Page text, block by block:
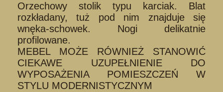
Orzechowy stolik typu karciak. Blat
rozkładany, tuż pod nim znajduje się
wnęka-schowek. Nogi delikatnie
profilowane.
MEBEL MOŻE RÓWNIEŻ STANOWIĆ
CIEKAWE UZUPEŁNIENIE DO
WYPOSAŻENIA POMIESZCZEŃ W
STYLU MODERNISTYCZNYM